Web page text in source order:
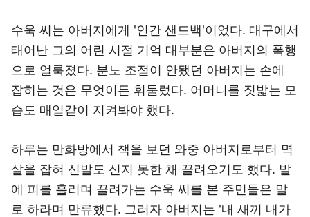
수욱 씨는 아버지에게 '인간 샌드백'이었다. 대구에서
태어난 그의 어린 시절 기억 대부분은 아버지의 폭행
으로 얼룩졌다. 분노 조절이 안됐던 아버지는 손에
잡히는 것은 무엇이든 휘둘렀다. 어머니를 짓밟는 모
습도 매일같이 지켜봐야 했다.
하루는 만화방에서 책을 보던 와중 아버지로부터 멱
살을 잡혀 신발도 신지 못한 채 끌려오기도 했다. 발
에 피를 흘리며 끌려가는 수욱 씨를 본 주민들은 말
로 하라며 만류했다. 그러자 아버지는 '내 새끼 내가